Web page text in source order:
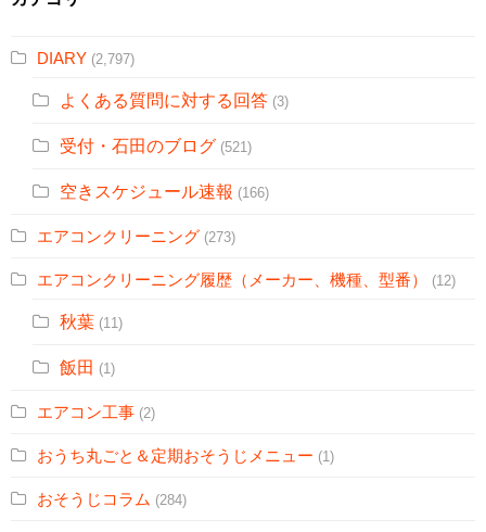
DIARY (2,797)
よくある質問に対する回答 (3)
受付・石田のブログ (521)
空きスケジュール速報 (166)
エアコンクリーニング (273)
エアコンクリーニング履歴（メーカー、機種、型番） (12)
秋葉 (11)
飯田 (1)
エアコン工事 (2)
おうち丸ごと＆定期おそうじメニュー (1)
おそうじコラム (284)